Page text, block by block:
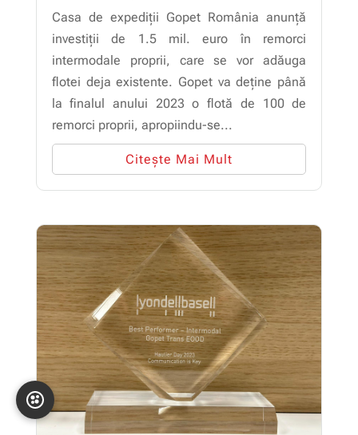
Casa de expediții Gopet România anunță
investiții de 1.5 mil. euro în remorci
intermodale proprii, care se vor adăuga
flotei deja existente. Gopet va deține până
la finalul anului 2023 o flotă de 100 de
remorci proprii, apropiindu-se...
Citește Mai Mult